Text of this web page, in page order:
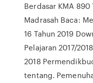
Berdasar KMA 890
Madrasah Baca:
16 Tahun 2019
Pelajaran 2017/
2018
tentang.